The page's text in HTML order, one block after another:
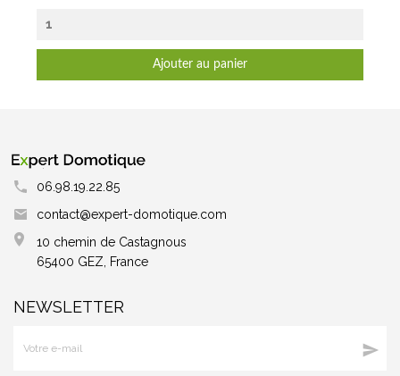
Ajouter au panier
06.98.19.22.85
contact@expert-domotique.com
10 chemin de Castagnous
65400 GEZ, France
NEWSLETTER
